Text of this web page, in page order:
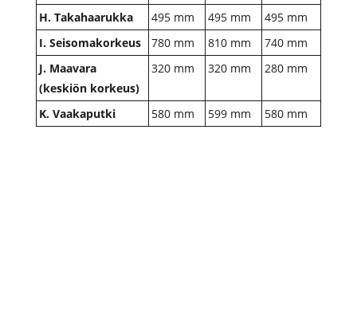
H. Takahaarukka
495 mm 495 mm
495 mm
I. Seisomakorkeus
780 mm 810 mm
740 mm
J. Maavara
(keskiön korkeus)
320 mm 320 mm 280 mm
K. Vaakaputki 580 mm 599 mm 580 mm